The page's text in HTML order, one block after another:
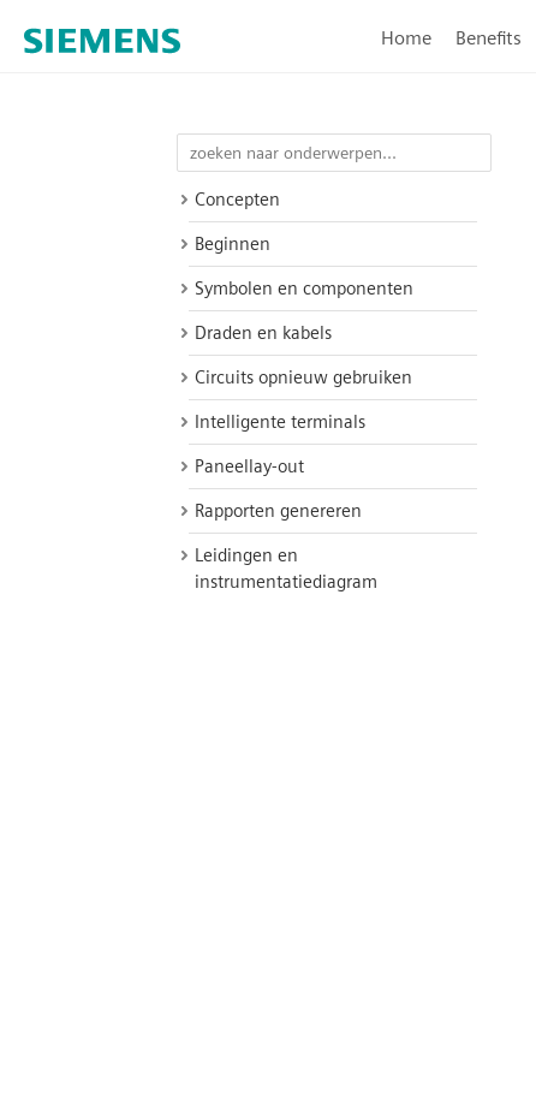
Home Benefits
Concepten
Beginnen
Symbolen en componenten
Draden en kabels
Circuits opnieuw gebruiken
Intelligente terminals
Paneellay-out
Rapporten genereren
Leidingen en
instrumentatiediagram